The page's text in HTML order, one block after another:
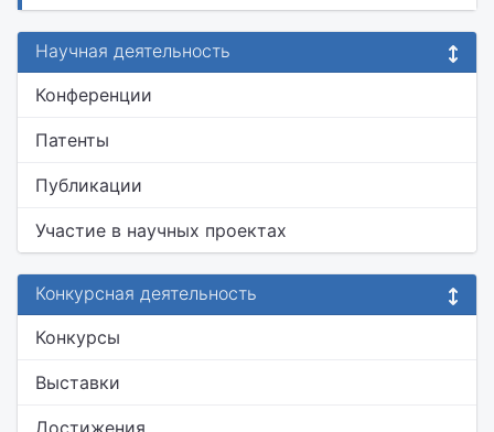
Научная деятельность
Конференции
Патенты
Публикации
Участие в научных проектах
Конкурсная деятельность
Конкурсы
Выставки
Достижения